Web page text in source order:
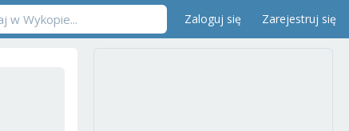
Zaloguj się Zarejestruj się